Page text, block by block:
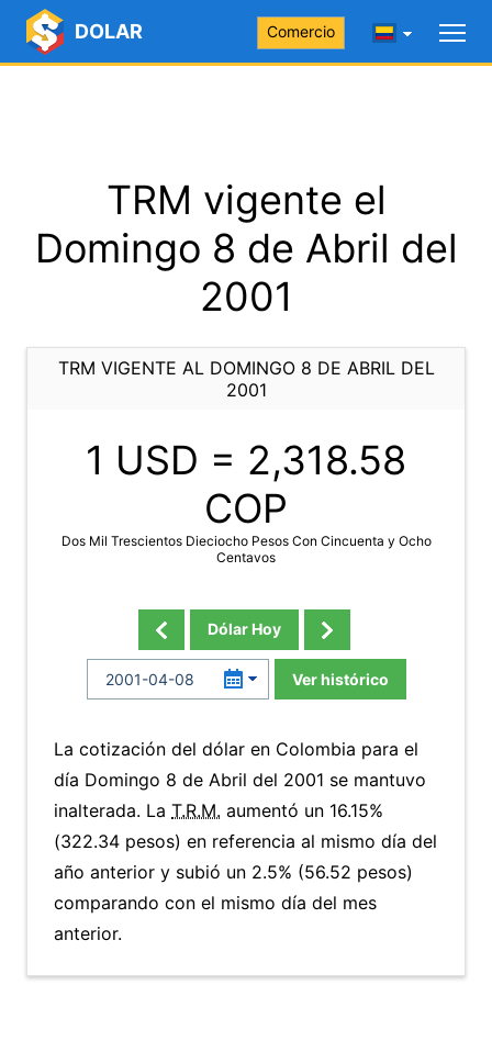
DOLAR Comercio
TRM vigente el
Domingo 8 de Abril del
2001
TRM VIGENTE AL DOMINGO 8 DE ABRIL DEL
2001
1 USD = 2,318.58
COP
Dos Mil Trescientos Dieciocho Pesos Con Cincuenta y Ocho
Centavos
Dólar Hoy
Ver histórico
La cotización del dólar en Colombia para el
día Domingo 8 de Abril del 2001 se mantuvo
inalterada. La T.R.M. aumentó un 16.15%
(322.34 pesos) en referencia al mismo día del
año anterior y subió un 2.5% (56.52 pesos)
comparando con el mismo día del mes
anterior.